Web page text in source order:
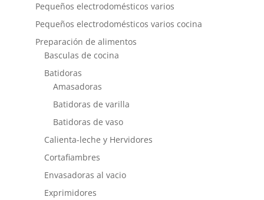
Pequeños electrodomésticos varios
Pequeños electrodomésticos varios cocina
Preparación de alimentos
Basculas de cocina
Batidoras
Amasadoras
Batidoras de varilla
Batidoras de vaso
Calienta-leche y Hervidores
Cortafiambres
Envasadoras al vacio
Exprimidores